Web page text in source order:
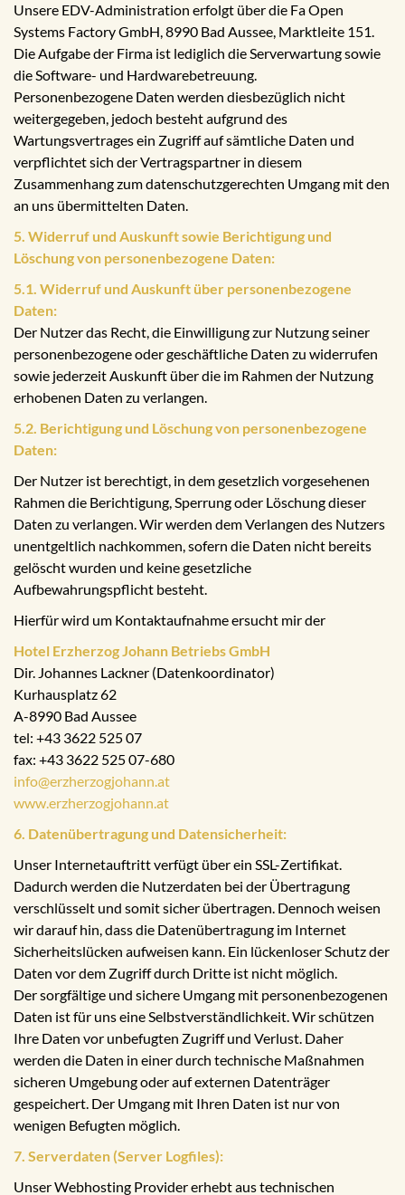
Unsere EDV-Administration erfolgt über die Fa Open
Systems Factory GmbH, 8990 Bad Aussee, Marktleite 151.
Die Aufgabe der Firma ist lediglich die Serverwartung sowie
die Software- und Hardwarebetreuung.
Personenbezogene Daten werden diesbezüglich nicht
weitergegeben, jedoch besteht aufgrund des
Wartungsvertrages ein Zugriff auf sämtliche Daten und
verpflichtet sich der Vertragspartner in diesem
Zusammenhang zum datenschutzgerechten Umgang mit den
an uns übermittelten Daten.
5. Widerruf und Auskunft sowie Berichtigung und
Löschung von personenbezogene Daten:
5.1. Widerruf und Auskunft über personenbezogene
Daten:
Der Nutzer das Recht, die Einwilligung zur Nutzung seiner
personenbezogene oder geschäftliche Daten zu widerrufen
sowie jederzeit Auskunft über die im Rahmen der Nutzung
erhobenen Daten zu verlangen.
5.2. Berichtigung und Löschung von personenbezogene
Daten:
Der Nutzer ist berechtigt, in dem gesetzlich vorgesehenen
Rahmen die Berichtigung, Sperrung oder Löschung dieser
Daten zu verlangen. Wir werden dem Verlangen des Nutzers
unentgeltlich nachkommen, sofern die Daten nicht bereits
gelöscht wurden und keine gesetzliche
Aufbewahrungspflicht besteht.
Hierfür wird um Kontaktaufnahme ersucht mir der
Hotel Erzherzog Johann Betriebs GmbH
Dir. Johannes Lackner (Datenkoordinator)
Kurhausplatz 62
A-8990 Bad Aussee
tel: +43 3622 525 07
fax: +43 3622 525 07-680
info@erzherzogjohann.at
www.erzherzogjohann.at
6. Datenübertragung und Datensicherheit:
Unser Internetauftritt verfügt über ein SSL-Zertifikat.
Dadurch werden die Nutzerdaten bei der Übertragung
verschlüsselt und somit sicher übertragen. Dennoch weisen
wir darauf hin, dass die Datenübertragung im Internet
Sicherheitslücken aufweisen kann. Ein lückenloser Schutz der
Daten vor dem Zugriff durch Dritte ist nicht möglich.
Der sorgfältige und sichere Umgang mit personenbezogenen
Daten ist für uns eine Selbstverständlichkeit. Wir schützen
Ihre Daten vor unbefugten Zugriff und Verlust. Daher
werden die Daten in einer durch technische Maßnahmen
sicheren Umgebung oder auf externen Datenträger
gespeichert. Der Umgang mit Ihren Daten ist nur von
wenigen Befugten möglich.
7. Serverdaten (Server Logfiles):
Unser Webhosting Provider erhebt aus technischen